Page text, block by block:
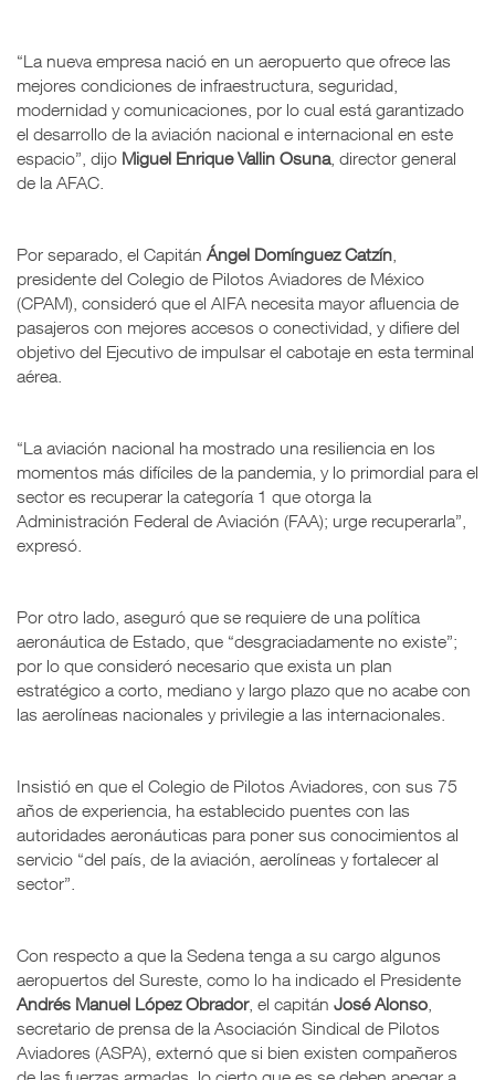
“La nueva empresa nació en un aeropuerto que ofrece las
mejores condiciones de infraestructura, seguridad,
modernidad y comunicaciones, por lo cual está garantizado
el desarrollo de la aviación nacional e internacional en este
espacio”, dijo Miguel Enrique Vallin Osuna, director general
de la AFAC.
Por separado, el Capitán Ángel Domínguez Catzín
presidente del Colegio de Pilotos Aviadores de México
(CPAM), consideró que el AIFA necesita mayor afluencia de
pasajeros con mejores accesos o conectividad, y difiere del
objetivo del Ejecutivo de impulsar el cabotaje en esta terminal
aérea.
“La aviación nacional ha mostrado una resiliencia en los
momentos más difíciles de la pandemia, y lo primordial para el
sector es recuperar la categoría 1 que otorga la
Administración Federal de Aviación (FAA); urge recuperarla”,
expresó.
Por otro lado, aseguró que se requiere de una política
aeronáutica de Estado, que “desgraciadamente no existe”;
por lo que consideró necesario que exista un plan
estratégico a corto, mediano y largo plazo que no acabe con
las aerolíneas nacionales y privilegie a las internacionales.
Insistió en que el Colegio de Pilotos Aviadores, con sus 75
años de experiencia, ha establecido puentes con las
autoridades aeronáuticas para poner sus conocimientos al
servicio “del país, de la aviación, aerolíneas y fortalecer al
sector”.
Con respecto a que la Sedena tenga a su cargo algunos
aeropuertos del Sureste, como lo ha indicado el Presidente
Andrés Manuel López Obrador, el capitán José Alonso
secretario de prensa de la Asociación Sindical de Pilotos
Aviadores (ASPA), externó que si bien existen compañeros